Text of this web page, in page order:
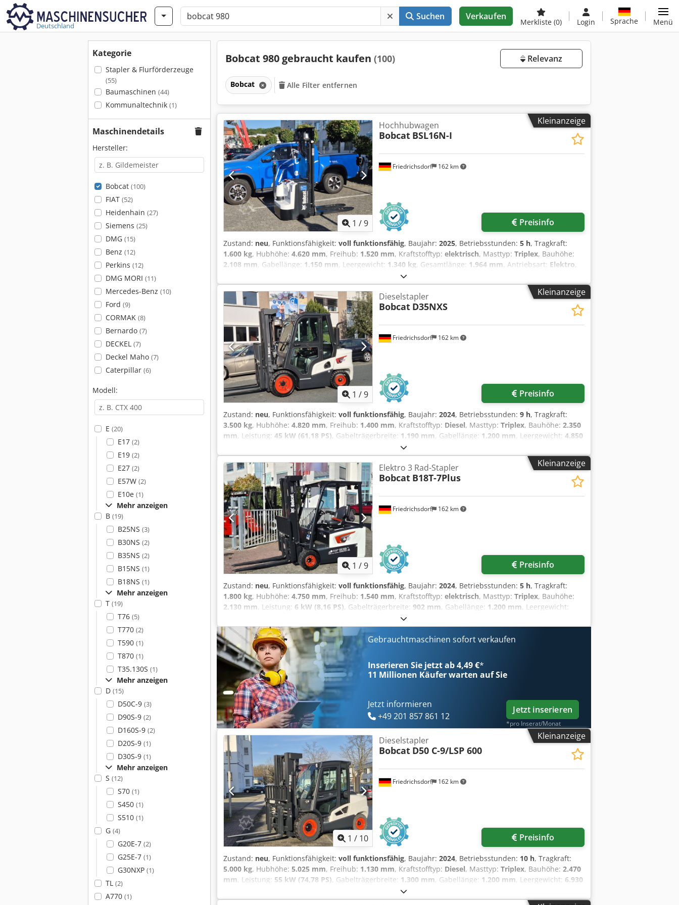
Deutschland
Suchen Verkaufen
Merkliste (0) Login Sprache Menü
Kategorie
Stapler & Flurförderzeuge
(55)
Baumaschinen (44)
Kommunaltechnik (1)
Maschinendetails
Hersteller:
Bobcat (100)
FIAT (52)
Heidenhain (27)
Siemens (25)
DMG (15)
Benz (12)
Perkins (12)
DMG MORI (11)
Mercedes-Benz (10)
Ford (9)
CORMAK (8)
Bernardo (7)
DECKEL (7)
Deckel Maho (7)
Caterpillar (6)
Modell:
E (20)
E17 (2)
E19 (2)
E27 (2)
E57W (2)
E10e (1)
Mehr anzeigen
B (19)
B25NS (3)
B30NS (2)
B35NS (2)
B15NS (1)
B18NS (1)
Mehr anzeigen
T (19)
T76 (5)
T770 (2)
T590 (1)
T870 (1)
T35.130S (1)
Mehr anzeigen
D (15)
D50C-9 (3)
D90S-9 (2)
D160S-9 (2)
D20S-9 (1)
D30S-9 (1)
Mehr anzeigen
S (12)
S70 (1)
S450 (1)
S510 (1)
G (4)
G20E-7 (2)
G25E-7 (1)
G30NXP (1)
TL (2)
A770 (1)
Bobcat 980 gebraucht kaufen (100) Relevanz
Bobcat Alle Filter entfernen
Kleinanzeige
1 /9
Friedrichsdorf 162 km
Hochhubwagen
Bobcat BSL16N-I
Preisinfo
Zustand: neu, Funktionsfähigkeit: voll funktionsfähig, Baujahr: 2025, Betriebsstunden: 5 h, Tragkraft:
1.600 kg, Hubhöhe: 4.620 mm, Freihub: 1.520 mm, Kraftstofftyp: elektrisch, Masttyp: Triplex, Bauhöhe:
2.108 mm, Gabellänge: 1.150 mm, Leergewicht: 1.340 kg, Gesamtlänge: 1.964 mm, Antriebsart: Elektro,
, Hochhubwagen Lastschwerpunkt: 600 Gabelbreite: 560 mm Masttyp: Triplex Zustand:
Neugerät Zustand Technisch: Neu Bereifung vorne Typ: Polyurethan Bereifung vorne Zustand: 80 - 100%
Bereifung hinten Typ: Polyurethan Bereifung hinten Zustand: 80 - 100% Batterie Volt: 24V Batterie Ah:
150Ah Batterie Typ: Lithium-Ionen Batterie Baujahr: 2025 Crodjwi Acgepfx Ak Uef Batterie Zustand: 80 -
100% Initialhub, Vollfreihub, CE Zertifikat, Wartungsfreie Lithium- Ionen Batterie,
Kleinanzeige
1 /9
Friedrichsdorf 162 km
Dieselstapler
Bobcat D35NXS
Preisinfo
Zustand: neu, Funktionsfähigkeit: voll funktionsfähig, Baujahr: 2024, Betriebsstunden: 9 h, Tragkraft:
3.500 kg, Hubhöhe: 4.820 mm, Freihub: 1.400 mm, Kraftstofftyp: Diesel, Masttyp: Triplex, Bauhöhe: 2.350
mm, Leistung: 45 kW (61,18 PS), Gabelträgerbreite: 1.190 mm, Gabellänge: 1.200 mm, Leergewicht: 4.850
, Baubreite:
500 ISO Klasse: ISO Klasse 3 = 2.500 - 4.999 kg Masttyp: Triplex Getriebe: Wandler Geschw. Klasse: 20
Zustand: Neugerät Zustand Technisch: Neu Bereifung vorne Typ: Superelastik Bereifung vorne Grösse: 28-
9 x15 Bereifung vorne Zustand: 80 - 100% Bereifung hinten Typ: Superelastik Cedpfx Akjy U R Dce Usrf
Bereifung hinten Grösse: 6.50x10 Bereifung hinten Zustand: 80 - 100% Seitenschieber, 3. Ventil, 4. Ventil,
Arbeitsscheinwerfer hinten, Arbeitsscheinwerfer vorn, Lastschutzgitter, Vollkabine, Vollfreihub, CE
Zertifikat, Innenspiegel, Außenspiegel, Rundumleuchte, Scheibenwischer,
Kleinanzeige
1 /9
Friedrichsdorf 162 km
Elektro 3 Rad-Stapler
Bobcat B18T-7Plus
Preisinfo
Zustand: neu, Funktionsfähigkeit: voll funktionsfähig, Baujahr: 2024, Betriebsstunden: 5 h, Tragkraft:
1.800 kg, Hubhöhe: 4.750 mm, Freihub: 1.540 mm, Kraftstofftyp: elektrisch, Masttyp: Triplex, Bauhöhe:
2.130 mm, Leistung: 6 kW (8,16 PS), Gabelträgerbreite: 902 mm, Gabellänge: 1.200 mm, Leergewicht:
Elektro
Lastschwerpunkt: 500 Gabelbreite: 100 mm Gabeldicke: 35 mm ISO Klasse: ISO Klasse 2 = 1.000 - 2.500 kg
Masttyp: Triplex Geschw. Klasse: 15 Zustand: Neugerät Zustand Technisch: Neu Bereifung vorne Typ:
Superelastik Bereifung vorne Grösse: 18x7-8 Bereifung vorne Zustand: Neu Bereifung hinten Typ:
Superelastik Bereifung hinten Grösse: 15x4-5-8 Bereifung hinten Zustand: Neu Batterie Volt: 48V Batterie
Ah: 625Ah Batterie Hersteller: Midac Batterie Typ: PzS Batterie Baujahr: 2024 Cedjw N Tp Nspfx Ak Uerf
Batterie Zustand: Neu Seitenschieber, 3. Ventil, 4. Ventil, Arbeitsscheinwerfer hinten, Arbeitsscheinwerfer
vorn, Vollfreihub, CE Zertifikat, Innenspiegel, Rundumleuchte,
Gebrauchtmaschinen sofort verkaufen
Inserieren Sie jetzt ab 4,49 €*
11 Millionen Käufer warten auf Sie
Jetzt informieren
+49 201 857 861 12
Jetzt inserieren
*pro Inserat/Monat
Kleinanzeige
1 / 10
Friedrichsdorf 162 km
Dieselstapler
Bobcat D50 C-9/LSP 600
Preisinfo
Zustand: neu, Funktionsfähigkeit: voll funktionsfähig, Baujahr: 2024, Betriebsstunden: 10 h, Tragkraft:
5.000 kg, Hubhöhe: 5.025 mm, Freihub: 1.130 mm, Kraftstofftyp: Diesel, Masttyp: Triplex, Bauhöhe: 2.470
mm, Leistung: 55 kW (74,78 PS), Gabelträgerbreite: 1.300 mm, Gabellänge: 1.200 mm, Leergewicht: 6.930
, Baubreite:
600 Gabelbreite: 150 mm Gabeldicke: 60 mm ISO Klasse: ISO Klasse 4 = 5.000 - 10.000 kg Masttyp: Triplex